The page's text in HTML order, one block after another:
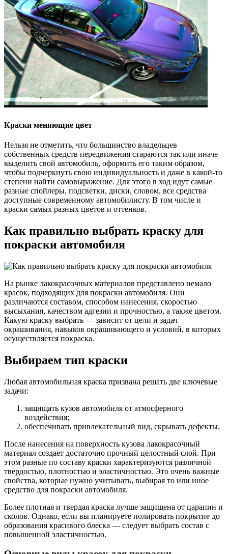
Краски меняющие цвет
Нельзя не отметить, что большинство владельцев
собственных средств передвижения стараются так или иначе
выделить свой автомобиль, оформить его таким образом,
чтобы подчеркнуть свою индивидуальность и даже в какой-то
степени найти самовыражение. Для этого в ход идут самые
разные спойлеры, подсветки, диски, словом, все средства
доступные современному автомобилисту. В том числе и
краски самых разных цветов и оттенков.
Как правильно выбрать краску для
покраски автомобиля
На рынке лакокрасочных материалов представлено немало
красок, подходящих для покраски автомобиля. Они
различаются составом, способом нанесения, скоростью
высыхания, качеством адгезии и прочностью, а также цветом.
Какую краску выбрать — зависит от цели и задач
окрашивания, навыков окрашивающего и условий, в которых
осуществляется покраска.
Выбираем тип краски
Любая автомобильная краска призвана решать две ключевые
задачи:
защищать кузов автомобиля от атмосферного
воздействия;
обеспечивать привлекательный вид, скрывать дефекты.
После нанесения на поверхность кузова лакокрасочный
материал создает достаточно прочный целостный слой. При
этом разные по составу краски характеризуются различной
твердостью, плотностью и эластичностью. Это очень важные
свойства, которые нужно учитывать, выбирая то или иное
средство для покраски автомобиля.
Более плотная и твердая краска лучше защищена от царапин и
сколов. Однако, если вы планируете полировать покрытие до
образования красивого блеска — следует выбрать состав с
повышенной эластичностью.